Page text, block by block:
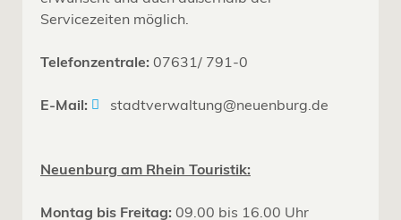
Servicezeiten möglich.
Telefonzentrale: 07631/ 791-0
E-Mail: stadtverwaltung@neuenburg.de
Neuenburg am Rhein Touristik:
Montag bis Freitag: 09.00 bis 16.00 Uhr